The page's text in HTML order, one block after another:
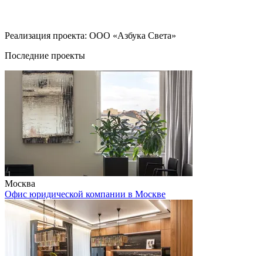
Реализация проекта: ООО «Азбука Света»
Последние проекты
Москва
Офис юридической компании в Москве